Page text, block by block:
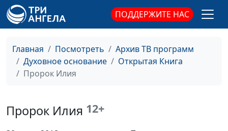
ПОДДЕРЖИТЕ НАС
Главная Посмотреть
Архив ТВ программ
Духовное основание
Открытая Книга
Пророк Илия
Пророк Илия 12+
Елисей. Живительный
поток
Юлия Синицына,
Василий Стефанив,
магистр богословия
Елисей. Дух вдвойне